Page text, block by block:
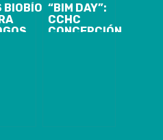
BIOBÍO “BIM DAY”:
CCHC
CONCEPCIÓN